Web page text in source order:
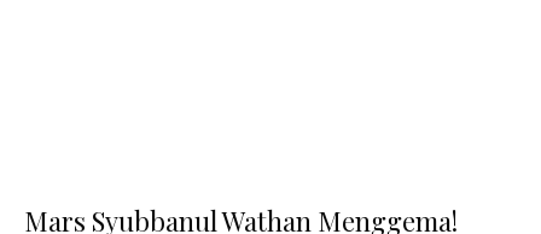
Mars Syubbanul Wathan Menggema!